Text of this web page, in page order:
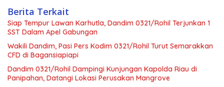
Berita Terkait
Siap Tempur Lawan Karhutla, Dandim 0321/Rohil Terjunkan 1
SST Dalam Apel Gabungan
Wakili Dandim, Pasi Pers Kodim 0321/Rohil Turut Semarakkan
CFD di Bagansiapiapi
Dandim 0321/Rohil Dampingi Kunjungan Kapolda Riau di
Panipahan, Datangi Lokasi Perusakan Mangrove